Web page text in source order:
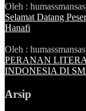
Oleh :
Selamat Datang
Hanafi
Oleh :
PERANAN
INDONESIA DI
Arsip